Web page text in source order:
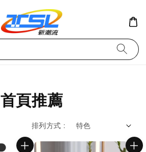
首頁推薦
排列方式 :